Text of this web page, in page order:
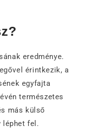
eredménye.
érintkezik, a
egyfajta
természetes
más külső
léphet fel.